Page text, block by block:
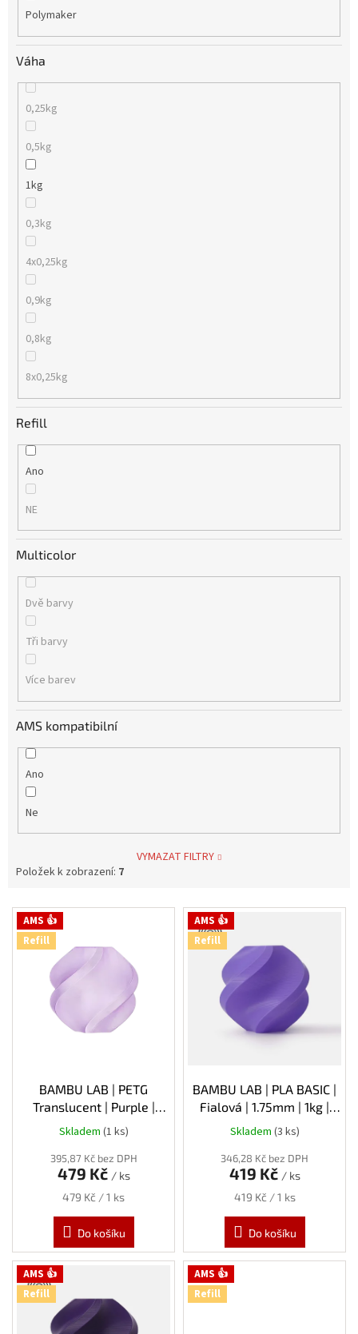
Polymaker
Váha
0,25kg
0,5kg
1kg
0,3kg
4x0,25kg
0,9kg
0,8kg
8x0,25kg
Refill
Ano
NE
Multicolor
Dvě barvy
Tři barvy
Více barev
AMS kompatibilní
Ano
Ne
VYMAZAT FILTRY
Položek k zobrazení: 7
V AMS 👍
Refill
BAMBU LAB | PETG
Translucent | Purple |
1.75mm | 1kg | Refill
Skladem (1 ks)
395,87 Kč bez DPH
479 Kč / ks
Měrná
479 Kč / 1 ks
Do košíku
AMS 👍
Refill
BAMBU LAB | PLA BASIC |
Fialová | 1.75mm | 1kg |
Refill
Skladem (3 ks)
346,28 Kč bez DPH
419 Kč / ks
Měrná
419 Kč / 1 ks
Do košíku
AMS 👍
Refill
AMS 👍
Refill